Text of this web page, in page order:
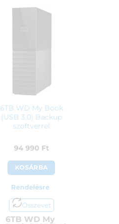
6TB WD My Book
(USB 3.0) Backup
szoftverrel
94 990 Ft
KOSÁRBA
Rendelésre
Összevet
6TB WD My